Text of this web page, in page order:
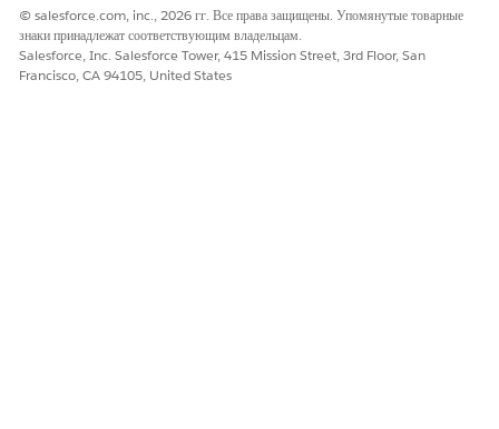
© salesforce.com, inc., 2026 гг. Все права защищены. Упомянутые товарные
знаки принадлежат соответствующим владельцам.
Salesforce, Inc. Salesforce Tower, 415 Mission Street, 3rd Floor, San
Francisco, CA 94105, United States